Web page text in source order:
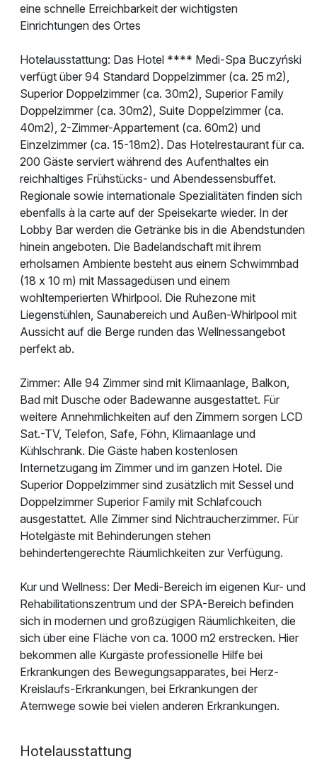
eine schnelle Erreichbarkeit der wichtigsten
Einrichtungen des Ortes
Hotelausstattung: Das Hotel **** Medi-Spa Buczyński
verfügt über 94 Standard Doppelzimmer (ca. 25 m2),
Superior Doppelzimmer (ca. 30m2), Superior Family
Doppelzimmer (ca. 30m2), Suite Doppelzimmer (ca.
40m2), 2-Zimmer-Appartement (ca. 60m2) und
Einzelzimmer (ca. 15-18m2). Das Hotelrestaurant für ca.
200 Gäste serviert während des Aufenthaltes ein
reichhaltiges Frühstücks- und Abendessensbuffet.
Regionale sowie internationale Spezialitäten finden sich
ebenfalls à la carte auf der Speisekarte wieder. In der
Lobby Bar werden die Getränke bis in die Abendstunden
hinein angeboten. Die Badelandschaft mit ihrem
erholsamen Ambiente besteht aus einem Schwimmbad
(18 x 10 m) mit Massagedüsen und einem
wohltemperierten Whirlpool. Die Ruhezone mit
Liegenstühlen, Saunabereich und Außen-Whirlpool mit
Aussicht auf die Berge runden das Wellnessangebot
perfekt ab.
Zimmer: Alle 94 Zimmer sind mit Klimaanlage, Balkon,
Bad mit Dusche oder Badewanne ausgestattet. Für
weitere Annehmlichkeiten auf den Zimmern sorgen LCD
Sat.-TV, Telefon, Safe, Föhn, Klimaanlage und
Kühlschrank. Die Gäste haben kostenlosen
Internetzugang im Zimmer und im ganzen Hotel. Die
Superior Doppelzimmer sind zusätzlich mit Sessel und
Doppelzimmer Superior Family mit Schlafcouch
ausgestattet. Alle Zimmer sind Nichtraucherzimmer. Für
Hotelgäste mit Behinderungen stehen
behindertengerechte Räumlichkeiten zur Verfügung.
Kur und Wellness: Der Medi-Bereich im eigenen Kur- und
Rehabilitationszentrum und der SPA-Bereich befinden
sich in modernen und großzügigen Räumlichkeiten, die
sich über eine Fläche von ca. 1000 m2 erstrecken. Hier
bekommen alle Kurgäste professionelle Hilfe bei
Erkrankungen des Bewegungsapparates, bei Herz-
Kreislaufs-Erkrankungen, bei Erkrankungen der
Atemwege sowie bei vielen anderen Erkrankungen.
Hotelausstattung